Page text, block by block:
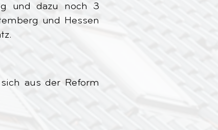
und dazu noch 3
und Hessen
aus der Reform